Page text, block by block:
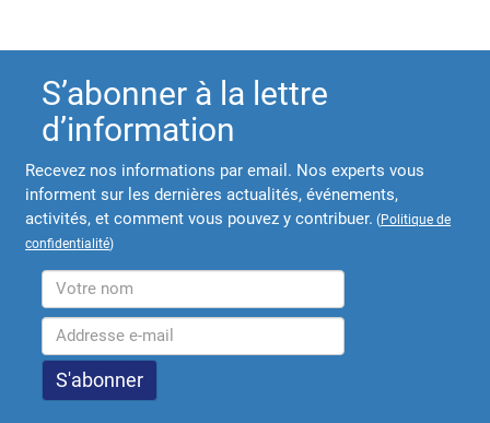
S’abonner à la lettre
d’information
Recevez nos informations par email. Nos experts vous
informent sur les dernières actualités, événements,
activités, et comment vous pouvez y contribuer. (Politique de
confidentialité)